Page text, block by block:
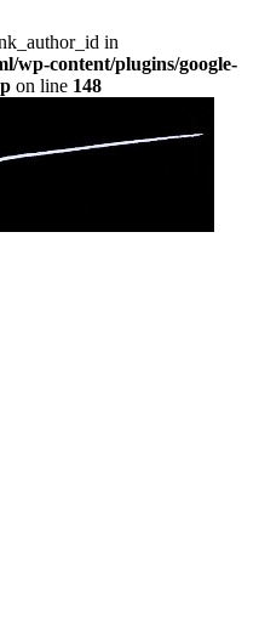
in
wp-content/plugins/google-
on line 148